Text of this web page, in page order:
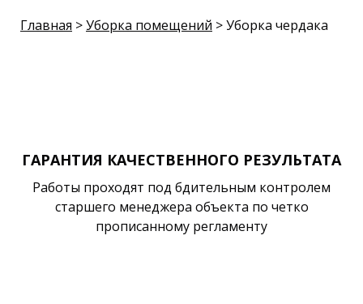
Главная >Уборка помещений > Уборка чердака
ГАРАНТИЯ КАЧЕСТВЕННОГО РЕЗУЛЬТАТА
Работы проходят под бдительным контролем
старшего менеджера объекта по четко
прописанному регламенту